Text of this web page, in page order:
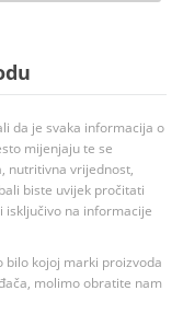
da je svaka informacija o
mijenjaju te se
nutritivna vrijednost,
biste uvijek pročitati
isključivo na informacije
bilo kojoj marki proizvoda
molimo obratite nam